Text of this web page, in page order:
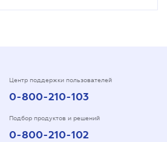
Центр поддержки пользователей
0-800-210-103
Подбор продуктов и решений
0-800-210-102